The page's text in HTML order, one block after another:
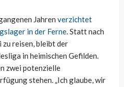
Jahren verzichtet
in der Ferne. Statt nach
reisen, bleibt der
in heimischen Gefilden.
zwei potenzielle
stehen. „Ich glaube, wir